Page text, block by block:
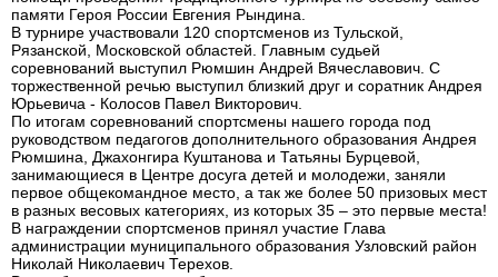
памяти Героя России Евгения Рындина.
В турнире участвовали 120 спортсменов из Тульской,
Рязанской, Московской областей. Главным судьей
соревнований выступил Рюмшин Андрей Вячеславович. С
торжественной речью выступил близкий друг и соратник Андрея
Юрьевича - Колосов Павел Викторович.
По итогам соревнований спортсмены нашего города под
руководством педагогов дополнительного образования Андрея
Рюмшина, Джахонгира Куштанова и Татьяны Бурцевой,
занимающиеся в Центре досуга детей и молодежи, заняли
первое общекомандное место, а так же более 50 призовых мест
в разных весовых категориях, из которых 35 – это первые места!
В награждении спортсменов принял участие Глава
администрации муниципального образования Узловский район
Николай Николаевич Терехов.